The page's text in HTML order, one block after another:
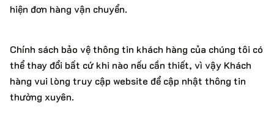
hiện đơn hàng vận chuyển.
Chính sách bảo vệ thông tin khách hàng của chúng tôi có
thể thay đổi bất cứ khi nào nếu cần thiết, vì vậy Khách
hàng vui lòng truy cập website để cập nhật thông tin
thường xuyên.